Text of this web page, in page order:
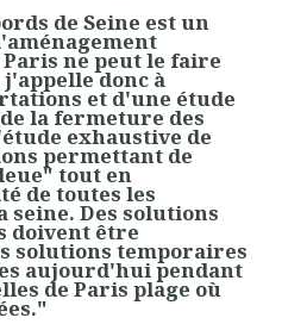
de Seine est un
ne peut le faire
donc à
et d'une étude
la fermeture des
exhaustive de
permettant de
tout en
de toutes les
seine. Des solutions
doivent être
solutions temporaires
aujourd'hui pendant
de Paris plage où